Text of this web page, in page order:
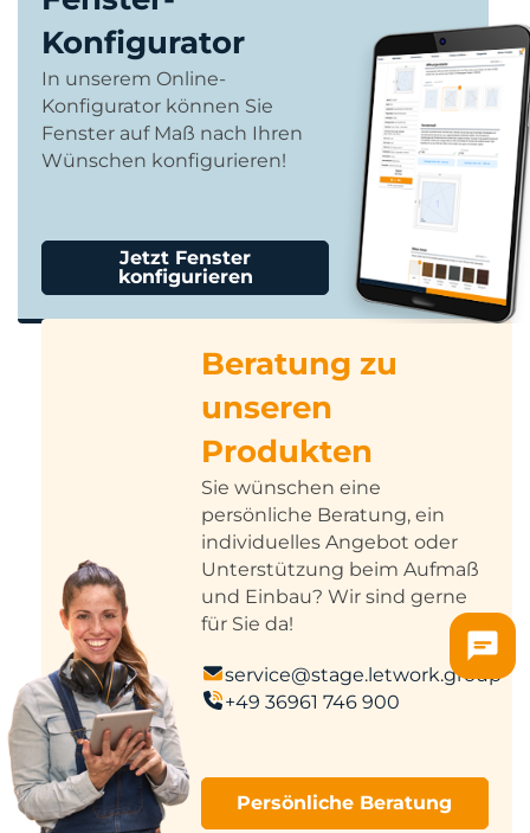
Konfigurator
In unserem Online-
Konfigurator können Sie
Fenster auf Maß nach Ihren
Wünschen konfigurieren!
Jetzt Fenster
konfigurieren
Beratung zu
unseren
Produkten
Sie wünschen eine
persönliche Beratung, ein
individuelles Angebot oder
Unterstützung beim Aufmaß
und Einbau? Wir sind gerne
für Sie da!
service@stage.letwork.group
+49 36961 746 900
Persönliche Beratung